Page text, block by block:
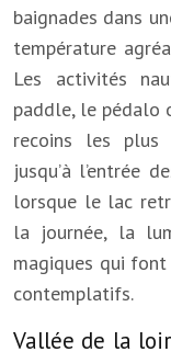
baignades dans
température
Les activités
paddle, le pédalo
recoins les
jusqu’à l’entrée
lorsque le lac
la journée, la
magiques qui
contemplatifs.
Vallée de la